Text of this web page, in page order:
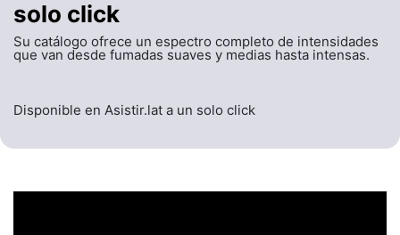
solo click
Su catálogo ofrece un espectro completo de intensidades
que van desde fumadas suaves y medias hasta intensas.
Disponible en Asistir.lat a un solo click